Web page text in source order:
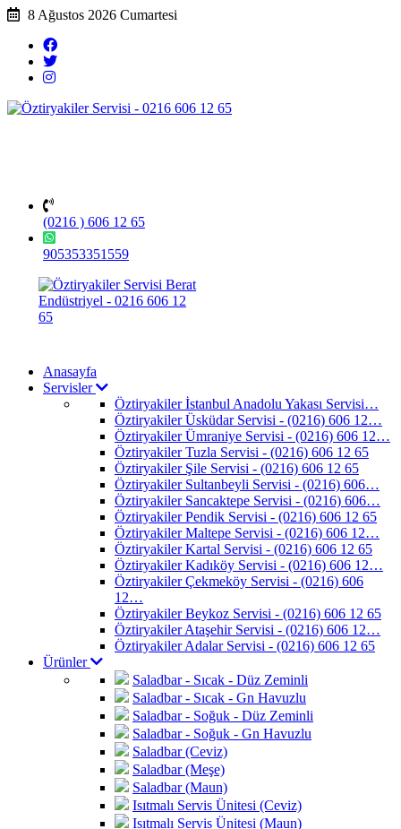
8 Ağustos 2026 Cumartesi
(0216 ) 606 12 65
905353351559
Anasayfa
Servisler
Öztiryakiler İstanbul Anadolu Yakası Servisi…
Öztiryakiler Üsküdar Servisi - (0216) 606 12…
Öztiryakiler Ümraniye Servisi - (0216) 606 12…
Öztiryakiler Tuzla Servisi - (0216) 606 12 65
Öztiryakiler Şile Servisi - (0216) 606 12 65
Öztiryakiler Sultanbeyli Servisi - (0216) 606…
Öztiryakiler Sancaktepe Servisi - (0216) 606…
Öztiryakiler Pendik Servisi - (0216) 606 12 65
Öztiryakiler Maltepe Servisi - (0216) 606 12…
Öztiryakiler Kartal Servisi - (0216) 606 12 65
Öztiryakiler Kadıköy Servisi - (0216) 606 12…
Öztiryakiler Çekmeköy Servisi - (0216) 606
12…
Öztiryakiler Beykoz Servisi - (0216) 606 12 65
Öztiryakiler Ataşehir Servisi - (0216) 606 12…
Öztiryakiler Adalar Servisi - (0216) 606 12 65
Ürünler
Saladbar - Sıcak - Düz Zeminli
Saladbar - Sıcak - Gn Havuzlu
Saladbar - Soğuk - Düz Zeminli
Saladbar - Soğuk - Gn Havuzlu
Saladbar (Ceviz)
Saladbar (Meşe)
Saladbar (Maun)
Isıtmalı Servis Ünitesi (Ceviz)
Isıtmalı Servis Ünitesi (Maun)